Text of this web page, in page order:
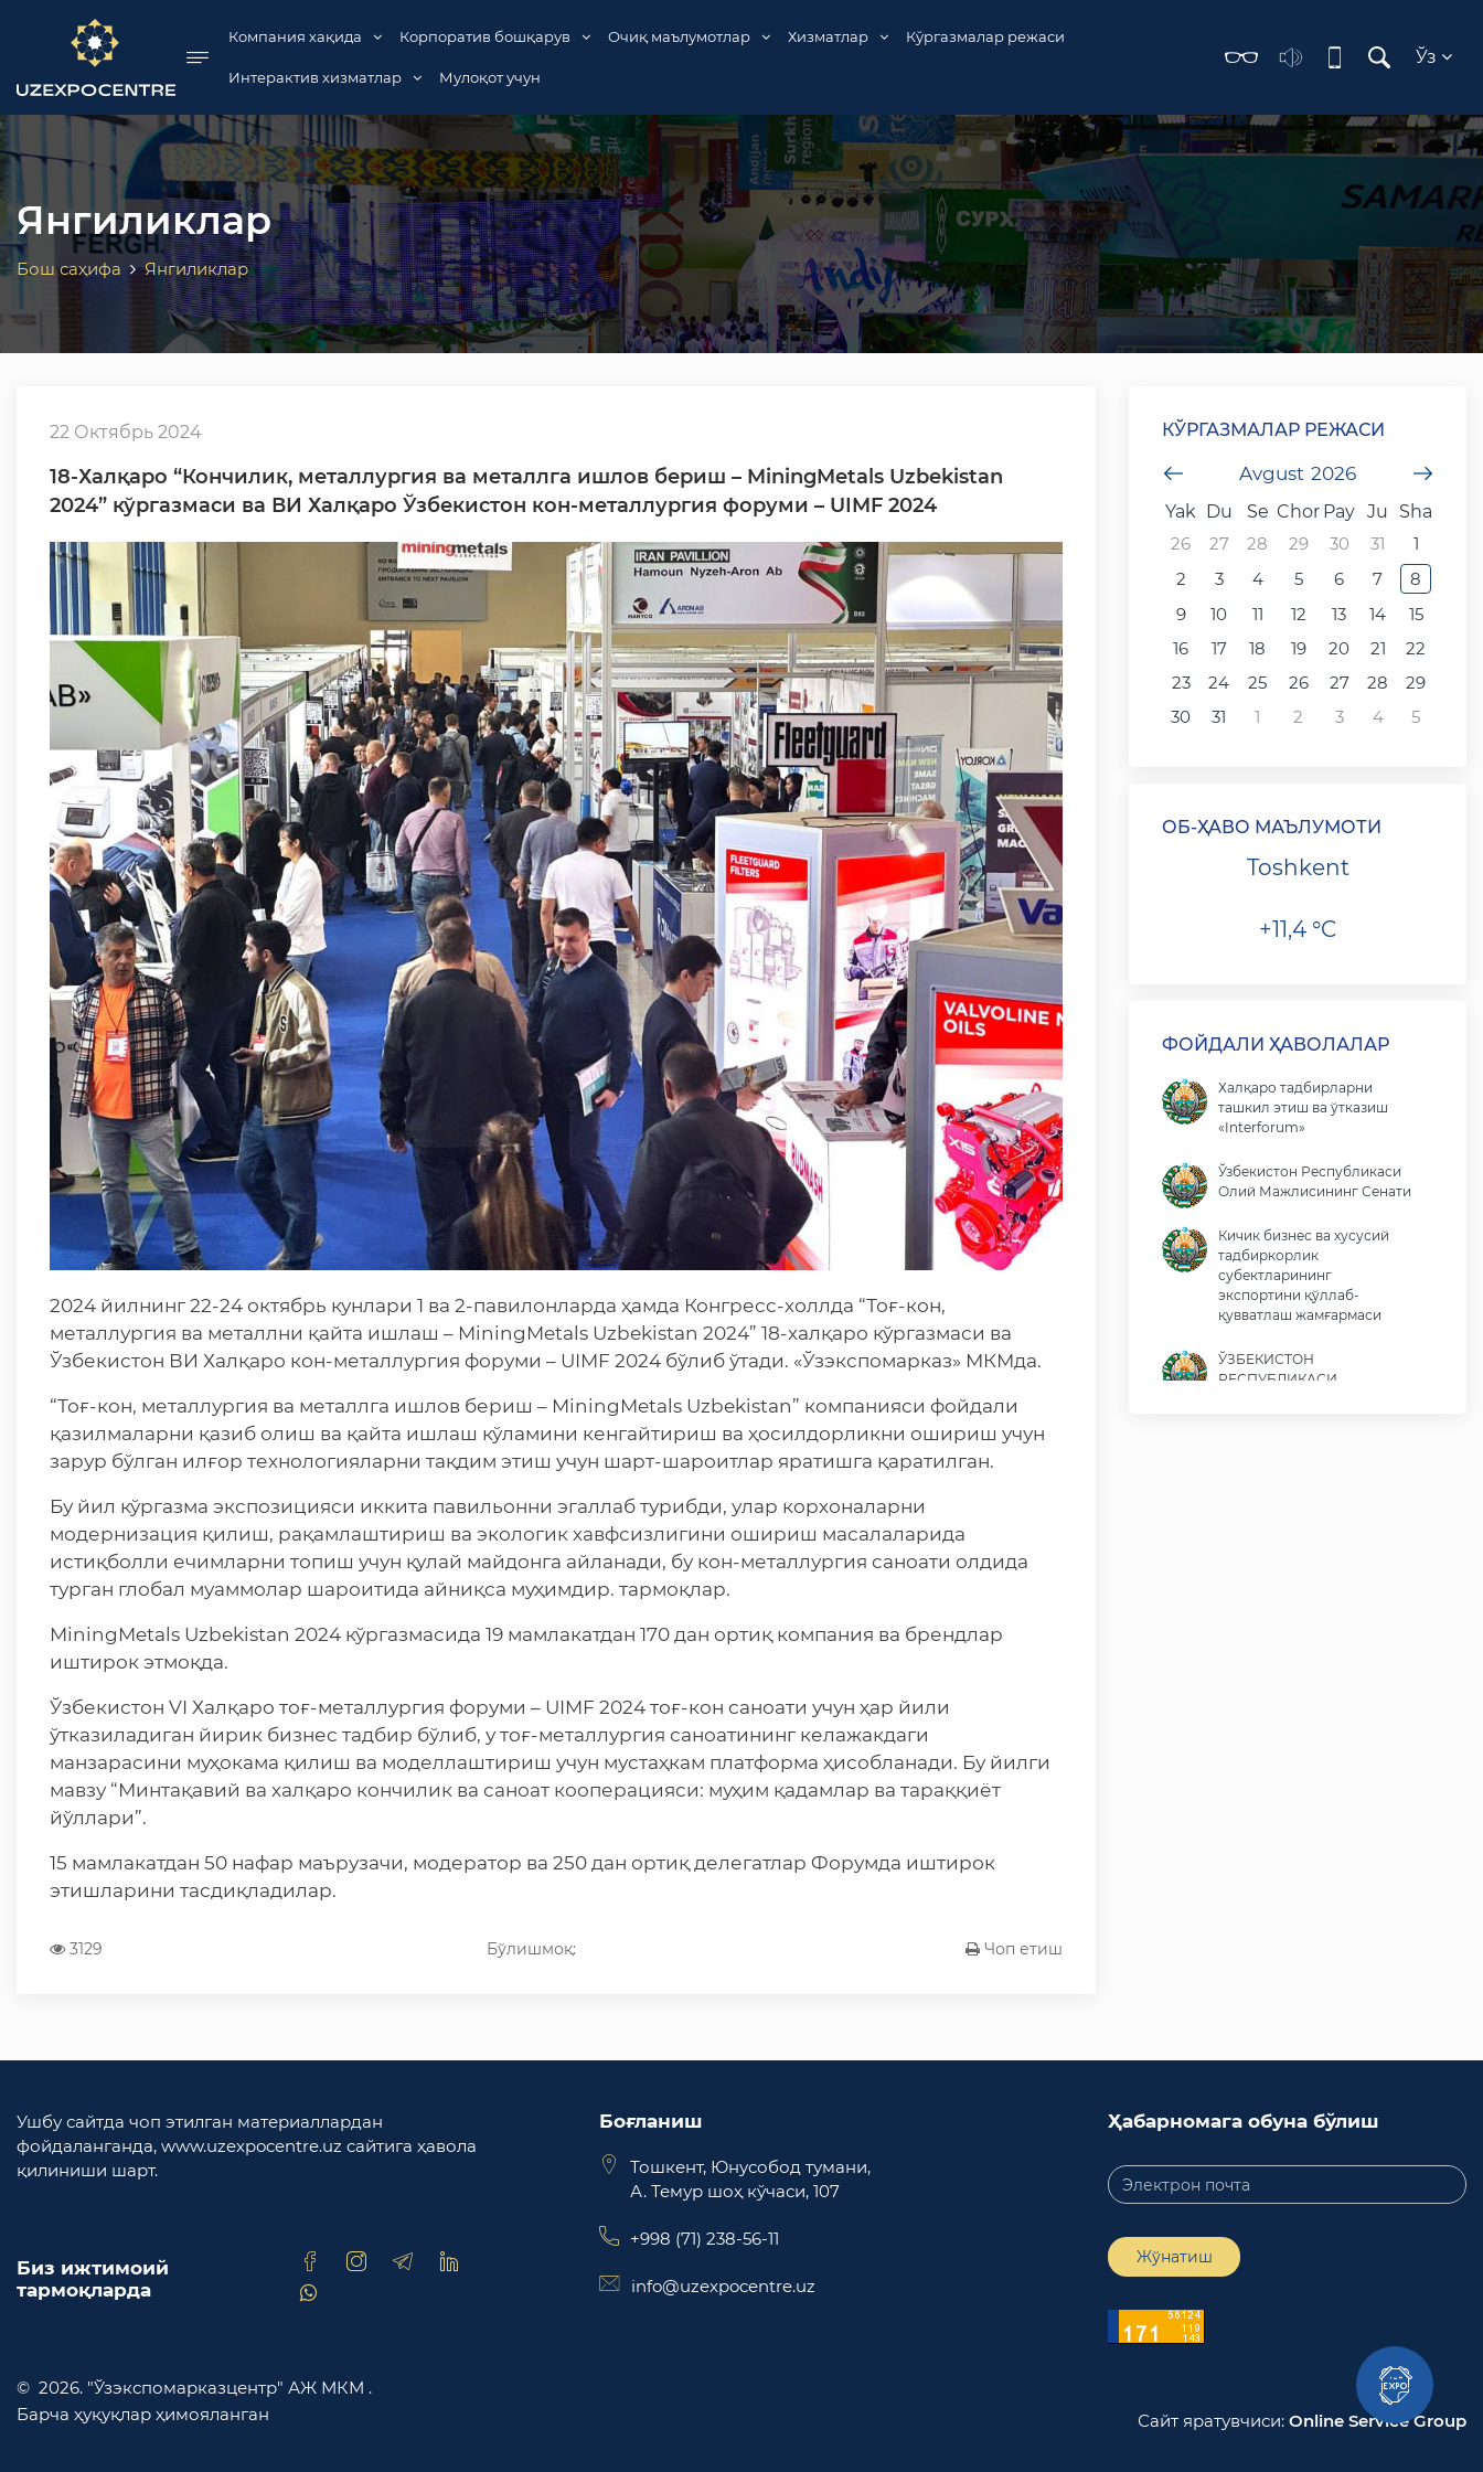
menu Компания хақида Корпоратив бошқарув Очиқ маълумотлар Хизматлар Кўргазмалар режаси
Интерактив хизматлар Мулоқот учун
Ўз
Янгиликлар
Бош саҳифа Янгиликлар
22 Октябрь 2024
18-Халқаро “Кончилик, металлургия ва металлга ишлов бериш – MiningMetals Uzbekistan
2024” кўргазмаси ва ВИ Халқаро Ўзбекистон кон-металлургия форуми – UIMF 2024
2024 йилнинг 22-24 октябрь кунлари 1 ва 2-павилонларда ҳамда Конгресс-холлда “Тоғ-кон,
металлургия ва металлни қайта ишлаш – MiningMetals Uzbekistan 2024” 18-халқаро кўргазмаси ва
Ўзбекистон ВИ Халқаро кон-металлургия форуми – UIMF 2024 бўлиб ўтади. «Ўзэкспомарказ» МКМда.
“Тоғ-кон, металлургия ва металлга ишлов бериш – MiningMetals Uzbekistan” компанияси фойдали
қазилмаларни қазиб олиш ва қайта ишлаш кўламини кенгайтириш ва ҳосилдорликни ошириш учун
зарур бўлган илғор технологияларни тақдим этиш учун шарт-шароитлар яратишга қаратилган.
Бу йил кўргазма экспозицияси иккита павильонни эгаллаб турибди, улар корхоналарни
модернизация қилиш, рақамлаштириш ва экологик хавфсизлигини ошириш масалаларида
истиқболли ечимларни топиш учун қулай майдонга айланади, бу кон-металлургия саноати олдида
турган глобал муаммолар шароитида айниқса муҳимдир. тармоқлар.
MiningMetals Uzbekistan 2024 кўргазмасида 19 мамлакатдан 170 дан ортиқ компания ва брендлар
иштирок этмоқда.
Ўзбекистон VI Халқаро тоғ-металлургия форуми – UIMF 2024 тоғ-кон саноати учун ҳар йили
ўтказиладиган йирик бизнес тадбир бўлиб, у тоғ-металлургия саноатининг келажакдаги
манзарасини муҳокама қилиш ва моделлаштириш учун мустаҳкам платформа ҳисобланади. Бу йилги
мавзу “Минтақавий ва халқаро кончилик ва саноат кооперацияси: муҳим қадамлар ва тараққиёт
йўллари”.
15 мамлакатдан 50 нафар маърузачи, модератор ва 250 дан ортиқ делегатлар Форумда иштирок
этишларини тасдиқладилар.
3129 Бўлишмоқ: Чоп етиш
КЎРГАЗМАЛАР РЕЖАСИ
Avgust 2026
undefined
Yak Du Se Chor Pay Ju
Sha
26
27 28 29 30 31
1
2
3 4 5 6 7
8
9
10 11 12 13 14
15
16
17 18 19 20 21
22
23
24 25 26 27 28
29
30
31 1 2 3 4 5
ОБ-ҲАВО МАЪЛУМОТИ
Toshkent
+11,4 °C
ФОЙДАЛИ ҲАВОЛАЛАР
Халқаро тадбирларни
ташкил этиш ва ўтказиш
«Interforum»
Ўзбекистон Республикаси
Олий Мажлисининг Сенати
Кичик бизнес ва хусусий
тадбиркорлик
субектларининг
экспортини қўллаб-
қувватлаш жамғармаси
ЎЗБЕКИСТОН
РЕСПУБЛИКАСИ
Ушбу сайтда чоп этилган материаллардан
фойдаланганда, www.uzexpocentre.uz сайтига ҳавола
қилиниши шарт.
Биз ижтимоий
тармоқларда
Боғланиш
Тошкент, Юнусобод тумани,
А. Темур шоҳ кўчаси, 107
+998 (71) 238-56-11
info@uzexpocentre.uz
Ҳабарномага обуна бўлиш
Жўнатиш
© 2026. "Ўзэкспомарказцентр" АЖ МКМ .
Барча ҳуқуқлар ҳимояланган
Сайт яратувчиси: Online Service Group